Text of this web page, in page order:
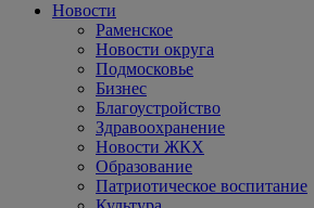
Новости
Раменское
Новости округа
Подмосковье
Бизнес
Благоустройство
Здравоохранение
Новости ЖКХ
Образование
Патриотическое воспитание